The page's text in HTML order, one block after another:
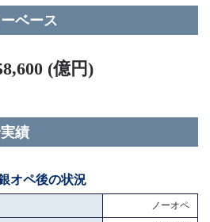
ベース
(億円)
績
オペ後の状況
ノーオペ